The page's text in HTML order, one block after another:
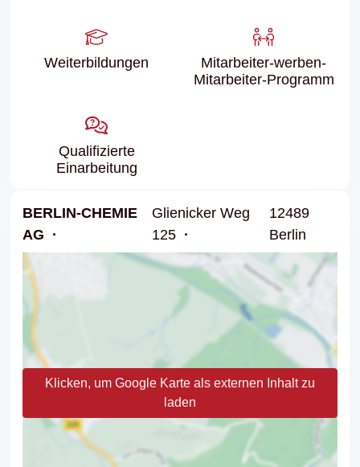
Weiter­bildungen
Mitarbeiter-werben-
Mitarbeiter-Programm
Qualifizierte
Einarbeitung
BERLIN-CHEMIE
AG
Glienicker Weg
125
12489
Berlin
Klicken, um Google Karte als externen Inhalt zu
laden